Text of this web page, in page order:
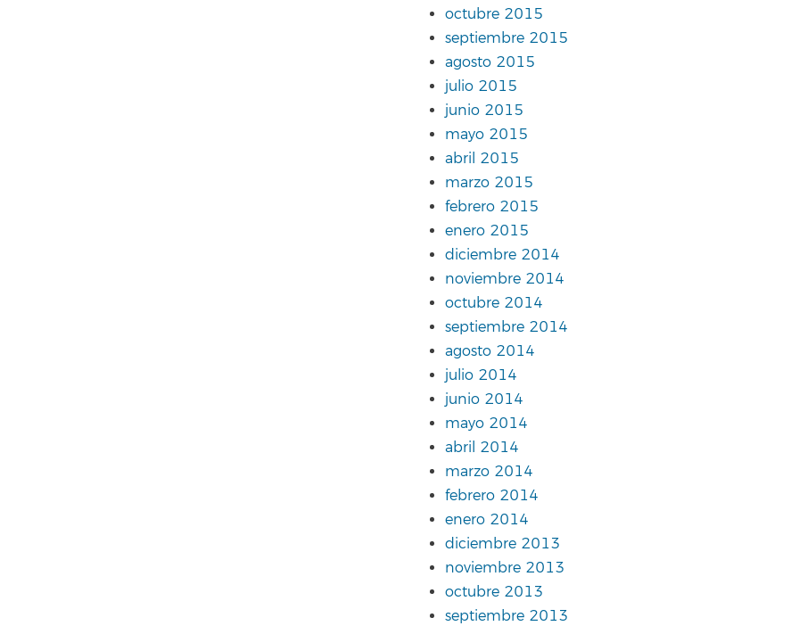
octubre 2015
septiembre 2015
agosto 2015
julio 2015
junio 2015
mayo 2015
abril 2015
marzo 2015
febrero 2015
enero 2015
diciembre 2014
noviembre 2014
octubre 2014
septiembre 2014
agosto 2014
julio 2014
junio 2014
mayo 2014
abril 2014
marzo 2014
febrero 2014
enero 2014
diciembre 2013
noviembre 2013
octubre 2013
septiembre 2013